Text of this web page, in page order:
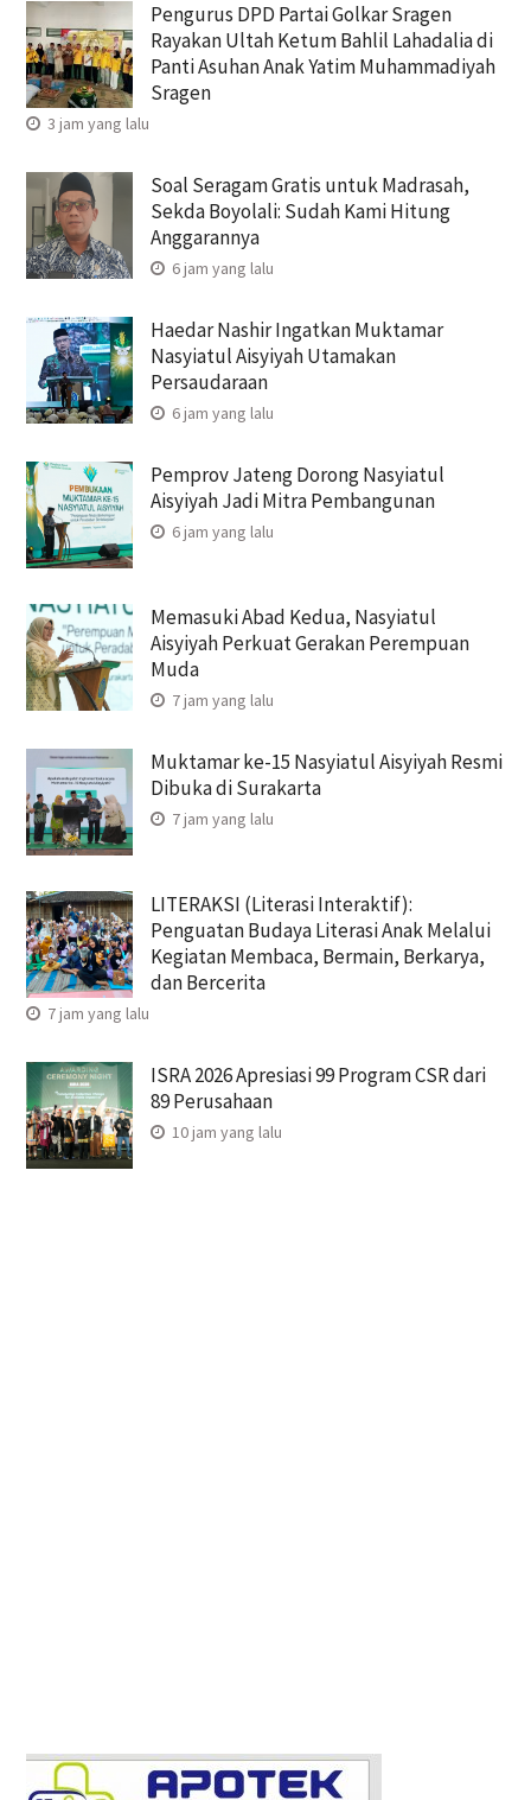
Pengurus DPD Partai Golkar Sragen
Rayakan Ultah Ketum Bahlil Lahadalia di
Panti Asuhan Anak Yatim Muhammadiyah
Sragen
3 jam yang lalu
Soal Seragam Gratis untuk Madrasah,
Sekda Boyolali: Sudah Kami Hitung
Anggarannya
6 jam yang lalu
Haedar Nashir Ingatkan Muktamar
Nasyiatul Aisyiyah Utamakan
Persaudaraan
6 jam yang lalu
Pemprov Jateng Dorong Nasyiatul
Aisyiyah Jadi Mitra Pembangunan
6 jam yang lalu
Memasuki Abad Kedua, Nasyiatul
Aisyiyah Perkuat Gerakan Perempuan
Muda
7 jam yang lalu
Muktamar ke-15 Nasyiatul Aisyiyah Resmi
Dibuka di Surakarta
7 jam yang lalu
LITERAKSI (Literasi Interaktif):
Penguatan Budaya Literasi Anak Melalui
Kegiatan Membaca, Bermain, Berkarya,
dan Bercerita
7 jam yang lalu
ISRA 2026 Apresiasi 99 Program CSR dari
89 Perusahaan
10 jam yang lalu